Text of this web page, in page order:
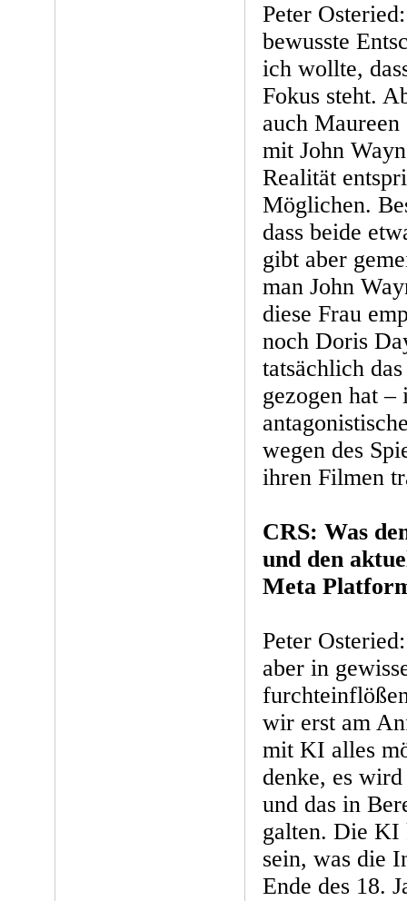
Peter
bewusste
ich wollte,
Fokus steht.
auch Maureen
mit John
Realität
Möglichen.
dass beide
gibt aber
man John
diese Frau
noch Doris
tatsächlich
gezogen hat –
wegen des
ihren Filmen
CRS: Was
und den
Meta
Peter
aber in
wir erst am
mit KI alles
denke, es
und das in
galten. Die KI
sein, was die
Ende des 18.